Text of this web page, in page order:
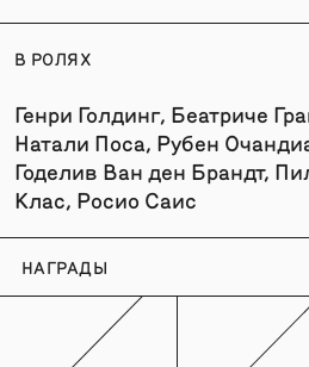
В РОЛЯХ
Генри Голдинг, Беатриче
Натали Поса, Рубен
Годелив Ван ден Брандт,
Клас, Росио Саис
НАГРАДЫ